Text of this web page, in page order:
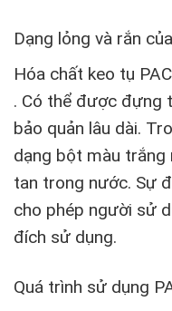
Dạng lỏng và rắn
Hóa chất keo tụ
. Có thể được đựng
bảo quản lâu dài.
dạng bột màu trắng
tan trong nước. Sự
cho phép người sử
đích sử dụng.
Quá trình sử dụng